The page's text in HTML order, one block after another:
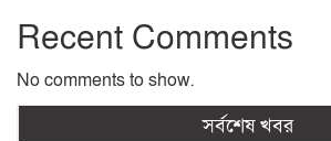
Recent Comments
No comments to show.
সর্বশেষ খবর